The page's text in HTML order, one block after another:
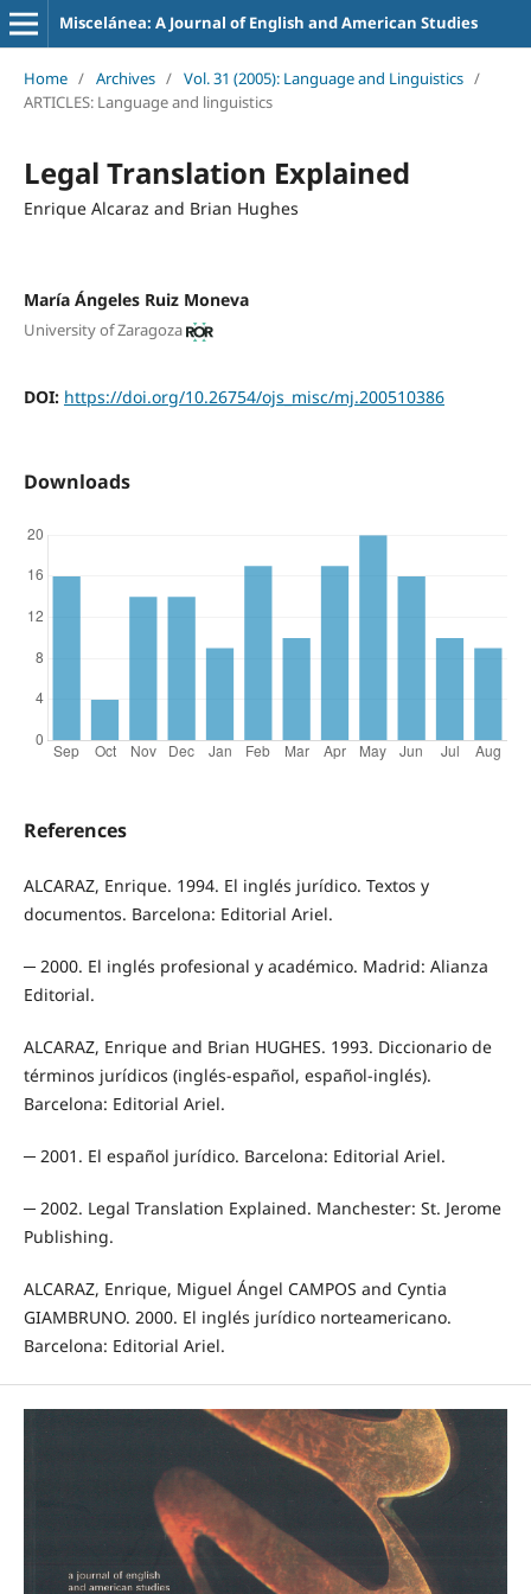
Miscelánea: A Journal of English and American Studies
Home / Archives / Vol. 31 (2005): Language and Linguistics /
ARTICLES: Language and linguistics
Legal Translation Explained
Enrique Alcaraz and Brian Hughes
María Ángeles Ruiz Moneva
University of Zaragoza
DOI: https://doi.org/10.26754/ojs_misc/mj.200510386
Downloads
References
ALCARAZ, Enrique. 1994. El inglés jurídico. Textos y
documentos. Barcelona: Editorial Ariel.
─ 2000. El inglés profesional y académico. Madrid: Alianza
Editorial.
ALCARAZ, Enrique and Brian HUGHES. 1993. Diccionario de
términos jurídicos (inglés-español, español-inglés).
Barcelona: Editorial Ariel.
─ 2001. El español jurídico. Barcelona: Editorial Ariel.
─ 2002. Legal Translation Explained. Manchester: St. Jerome
Publishing.
ALCARAZ, Enrique, Miguel Ángel CAMPOS and Cyntia
GIAMBRUNO. 2000. El inglés jurídico norteamericano.
Barcelona: Editorial Ariel.